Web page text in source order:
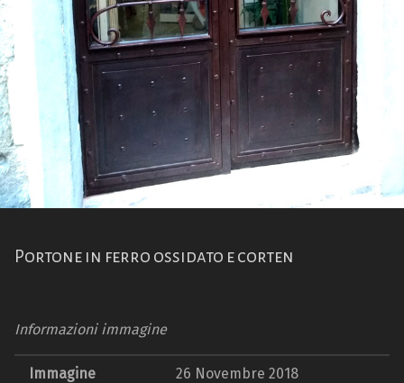
Portone in ferro ossidato e corten
Informazioni immagine
Immagine
26 Novembre 2018